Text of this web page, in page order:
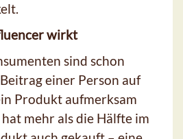
wirkt
sind schon
einer Person auf
Produkt aufmerksam
mehr als die Hälfte im